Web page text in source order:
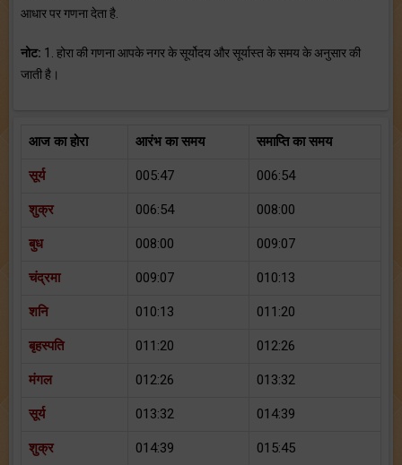
आधार पर गणना देता है.
नोट: 1. होरा की गणना आपके नगर के सूर्योदय और सूर्यास्त के समय के अनुसार की
जाती है।
आज का होरा आरंभ का समय समाप्ति का समय
सूर्य 005:47 006:54
शुक्र 006:54 008:00
बुध 008:00 009:07
चंद्रमा 009:07 010:13
शनि 010:13 011:20
बृहस्पति 011:20 012:26
मंगल 012:26 013:32
सूर्य 013:32 014:39
शुक्र 014:39 015:45